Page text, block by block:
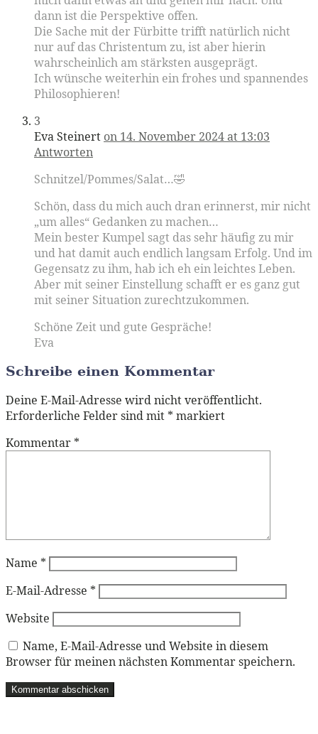
dann ist die Perspektive offen.
Die Sache mit der Fürbitte trifft natürlich nicht
nur auf das Christentum zu, ist aber hierin
wahrscheinlich am stärksten ausgeprägt.
Ich wünsche weiterhin ein frohes und spannendes
Philosophieren!
3
Eva Steinert on 14. November 2024 at 13:03
Antworten
Schnitzel/Pommes/Salat…🤣
Schön, dass du mich auch dran erinnerst, mir nicht
„um alles“ Gedanken zu machen…
Mein bester Kumpel sagt das sehr häufig zu mir
und hat damit auch endlich langsam Erfolg. Und im
Gegensatz zu ihm, hab ich eh ein leichtes Leben.
Aber mit seiner Einstellung schafft er es ganz gut
mit seiner Situation zurechtzukommen.
Schöne Zeit und gute Gespräche!
Eva
Schreibe einen Kommentar
Deine E-Mail-Adresse wird nicht veröffentlicht.
Erforderliche Felder sind mit * markiert
Kommentar *
Name *
E-Mail-Adresse *
Website
Name, E-Mail-Adresse und Website in diesem
Browser für meinen nächsten Kommentar speichern.